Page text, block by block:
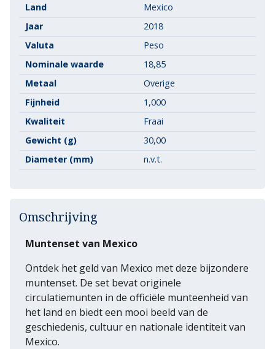
Land
Mexico
Jaar
2018
Valuta
Peso
Nominale waarde
18,85
Metaal
Overige
Fijnheid
1,000
Kwaliteit
Fraai
Gewicht (g)
30,00
Diameter (mm)
n.v.t.
Omschrijving
Muntenset van Mexico
Ontdek het geld van Mexico met deze bijzondere
muntenset. De set bevat originele
circulatiemunten in de officiële munteenheid van
het land en biedt een mooi beeld van de
geschiedenis, cultuur en nationale identiteit van
Mexico.